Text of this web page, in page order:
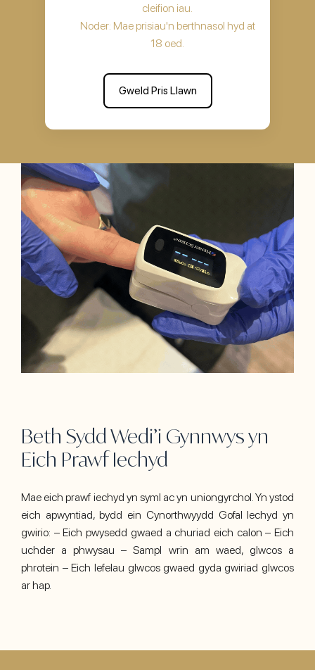
cleifion iau.
Noder: Mae prisiau'n berthnasol hyd at
18 oed.
Gweld Pris Llawn
Beth Sydd Wedi’i Gynnwys yn
Eich Prawf Iechyd
Mae eich prawf iechyd yn syml ac yn uniongyrchol. Yn ystod
eich apwyntiad, bydd ein Cynorthwyydd Gofal Iechyd yn
gwirio: – Eich pwysedd gwaed a churiad eich calon – Eich
uchder a phwysau – Sampl wrin am waed, glwcos a
phrotein – Eich lefelau glwcos gwaed gyda gwiriad glwcos
ar hap.